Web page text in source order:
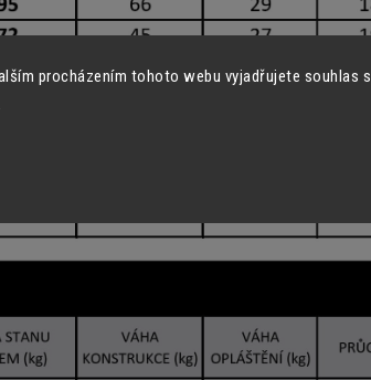
procházením tohoto webu vyjadřujete souhlas s